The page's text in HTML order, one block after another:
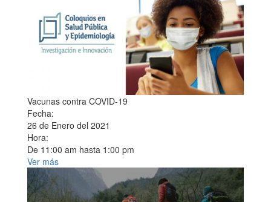
Vacunas contra COVID-19
Fecha:
26 de Enero del 2021
Hora:
De 11:00 am hasta 1:00 pm
Ver más